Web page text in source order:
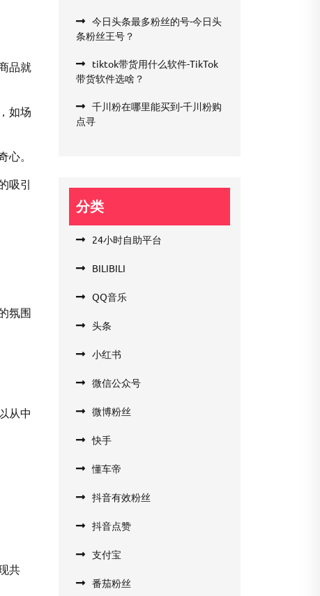
品就
如场
。
吸引
氛围
从中
共
今日头条最多粉丝的号-今日头
条粉丝王号？
tiktok带货用什么软件-TikTok
带货软件选啥？
千川粉在哪里能买到-千川粉购
点寻
分类
24小时自助平台
BILIBILI
QQ音乐
头条
小红书
微信公众号
微博粉丝
快手
懂车帝
抖音有效粉丝
抖音点赞
支付宝
番茄粉丝